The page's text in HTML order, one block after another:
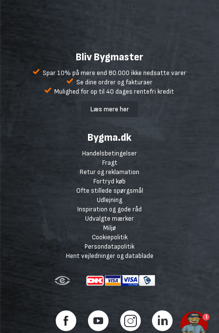
Bliv Bygmaster
Spar 10% på mere end 80.000 ikke nedsatte varer
Se dine ordrer og fakturaer
Mulighed for op til 40 dages rentefri kredit
Læs mere her
Bygma.dk
Handelsbetingelser
Fragt
Retur og reklamation
Fortryd køb
Ofte stillede spørgsmål
Udlejning
Inspiration og gode råd
Udvalgte mærker
Miljø
Cookiepolitik
Persondatapolitik
Hent vejledninger og datablade
1